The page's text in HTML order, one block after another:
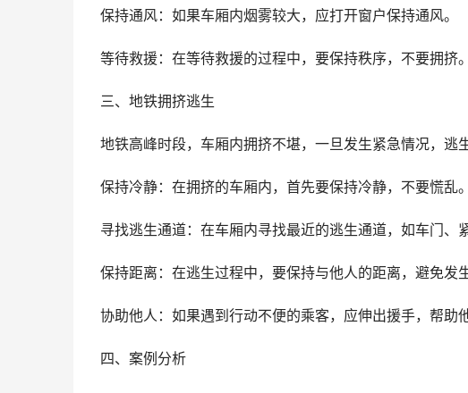
保持通风：如果车厢内烟雾较大，应打开窗户保持通风。
等待救援：在等待救援的过程中，要保持秩序，不要拥挤。
三、地铁拥挤逃生
地铁高峰时段，车厢内拥挤不堪，一旦发生紧急情况，逃
保持冷静：在拥挤的车厢内，首先要保持冷静，不要慌乱。
寻找逃生通道：在车厢内寻找最近的逃生通道，如车门、
保持距离：在逃生过程中，要保持与他人的距离，避免发
协助他人：如果遇到行动不便的乘客，应伸出援手，帮助
四、案例分析